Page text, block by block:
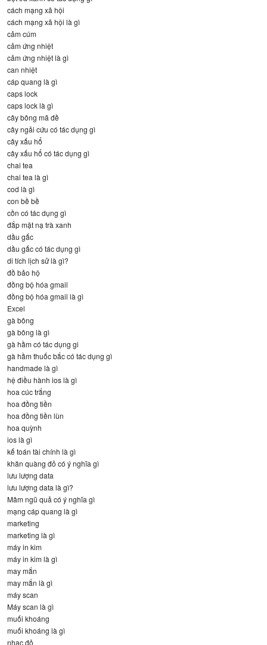
cách mạng xã hội
cách mạng xã hội là gì
cảm cúm
cảm ứng nhiệt
cảm ứng nhiệt là gì
can nhiệt
cáp quang là gì
caps lock
caps lock là gì
cây bông mã đề
cây ngải cứu có tác dụng gì
cây xấu hổ
cây xấu hổ có tác dụng gì
chai tea
chai tea là gì
cod là gì
con bề bề
cồn có tác dụng gì
đắp mặt nạ trà xanh
dầu gấc
dầu gấc có tác dụng gì
di tích lịch sử là gì?
đồ bảo hộ
đồng bộ hóa gmail
đồng bộ hóa gmail là gì
Excel
gà bông
gà bông là gì
gà hầm có tác dụng gi
gà hầm thuốc bắc có tác dụng gì
handmade là gì
hệ điều hành ios là gì
hoa cúc trắng
hoa đồng tiền
hoa đồng tiền lùn
hoa quỳnh
ios là gì
kế toán tài chính là gì
khăn quàng đỏ có ý nghĩa gì
lưu lượng data
lưu lượng data là gì?
Mâm ngũ quả có ý nghĩa gì
mạng cáp quang là gì
marketing
marketing là gì
máy in kim
máy in kim là gì
may mắn
may mắn là gì
máy scan
Máy scan là gì
muối khoáng
muối khoáng là gì
nhạc đỏ